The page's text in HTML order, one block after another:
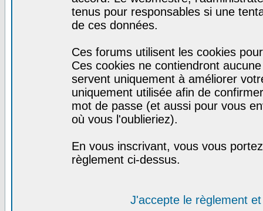
tenus pour responsables si une
de ces données.
Ces forums utilisent les cookies
Ces cookies ne contiendront
servent uniquement à améliorer
uniquement utilisée afin de
mot de passe (et aussi pour vous
où vous l'oublieriez).
En vous inscrivant, vous vous
règlement ci-dessus.
J'accepte le règlement